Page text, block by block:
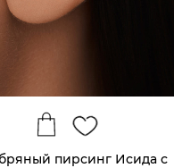
пирсинг Исида с